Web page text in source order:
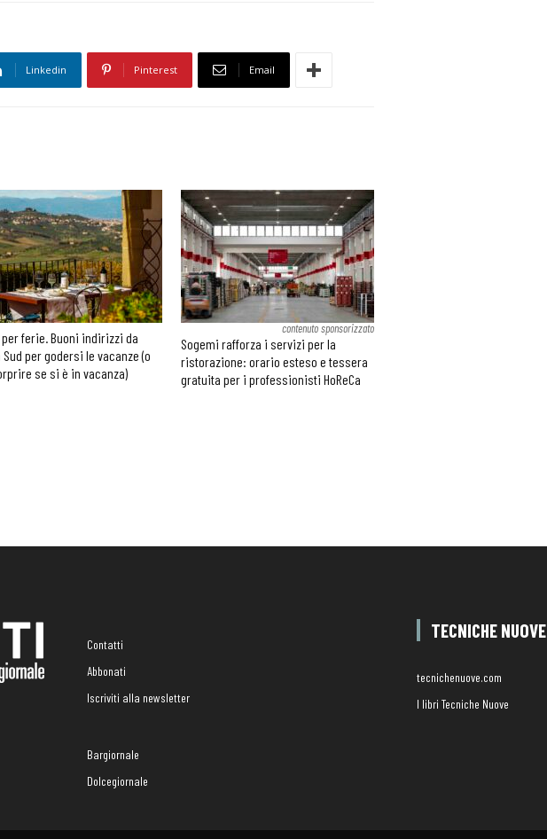
Linkedin Pinterest Email
ferie. Buoni indirizzi da
Sud per godersi le vacanze (o
se si è in vacanza)
contenuto sponsorizzato
Sogemi rafforza i servizi per la
ristorazione: orario esteso e tessera
gratuita per i professionisti HoReCa
Contatti
Abbonati
Iscriviti alla newsletter
Bargiornale
Dolcegiornale
TECNICHE NUOVE
tecnichenuove.com
I libri Tecniche Nuove